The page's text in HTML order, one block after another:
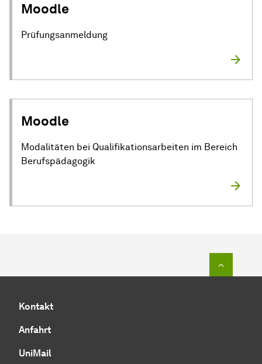
Moodle
Prüfungsanmeldung
Moodle
Modalitäten bei Qualifikationsarbeiten im Bereich
Berufspädagogik
Kontakt
Anfahrt
UniMail